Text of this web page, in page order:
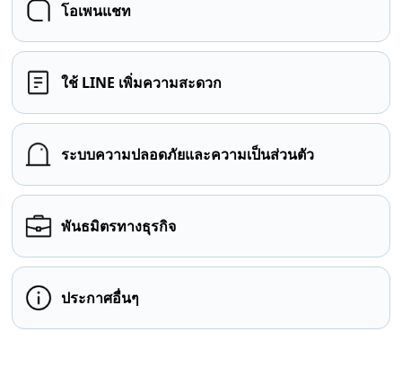
โอเพนแชท
ใช้ LINE เพิ่มความสะดวก
ระบบความปลอดภัยและความเป็นส่วนตัว
พันธมิตรทางธุรกิจ
ประกาศอื่นๆ